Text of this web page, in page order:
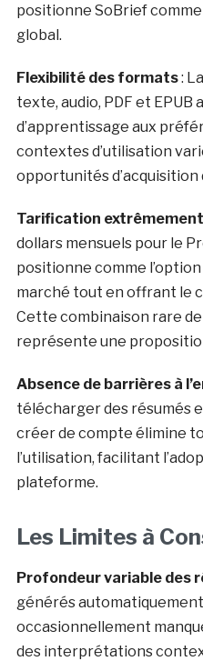
positionne SoBrief
global.
Flexibilité des formats:
texte, audio, PDF et EPUB
d’apprentissage aux
contextes d’utilisation
opportunités d’acquisition
Tarification
dollars mensuels pour le
positionne comme
marché tout en offrant le
Cette combinaison rare
représente une
Absence de barrières à
télécharger des résumés
créer de compte élimine
l’utilisation, facilitant
plateforme.
Les Limites à
Profondeur variable des
générés
occasionnellement
des interprétations